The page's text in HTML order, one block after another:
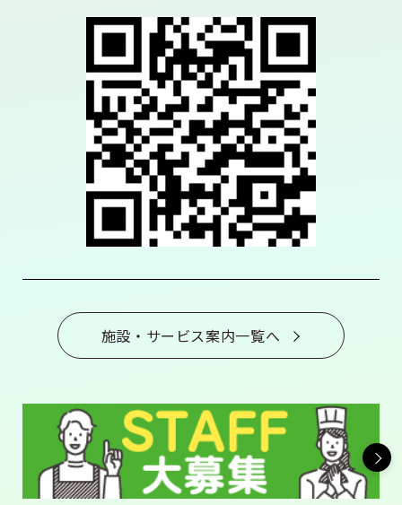
施設・サービス案内一覧へ